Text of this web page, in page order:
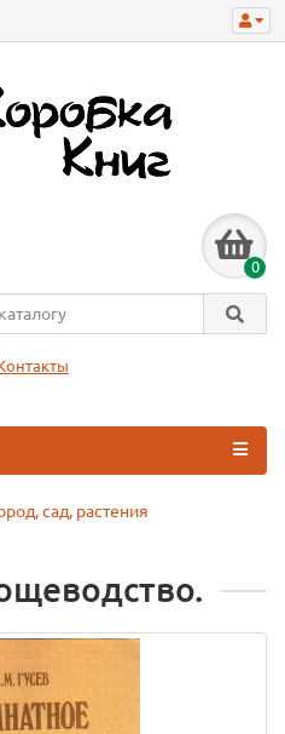
0
сад, растения